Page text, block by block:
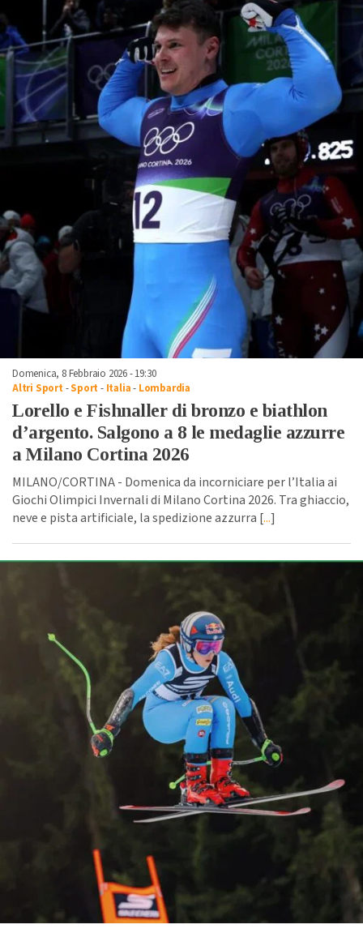
Domenica, 8 Febbraio 2026 - 19:30
Altri Sport -Sport - Italia- Lombardia
Lorello e Fishnaller di bronzo e biathlon
d’argento. Salgono a 8 le medaglie azzurre
a Milano Cortina 2026
MILANO/CORTINA - Domenica da incorniciare per l’Italia ai
Giochi Olimpici Invernali di Milano Cortina 2026. Tra ghiaccio,
neve e pista artificiale, la spedizione azzurra [...]